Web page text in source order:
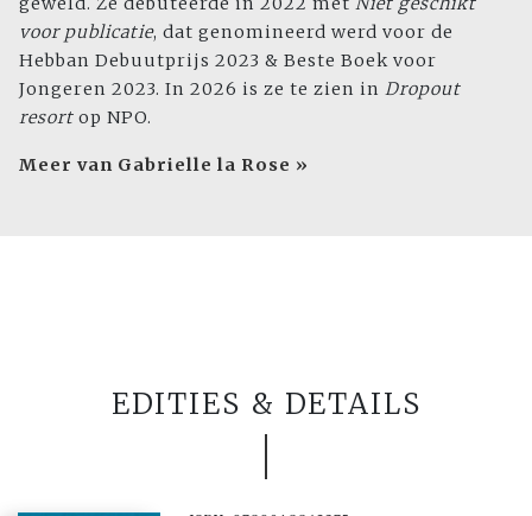
voor publicatie, dat genomineerd werd voor de
Hebban Debuutprijs 2023 & Beste Boek voor
Jongeren 2023. In 2026 is ze te zien in Dropout
resort op NPO.
Meer van Gabrielle la Rose »
EDITIES & DETAILS